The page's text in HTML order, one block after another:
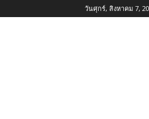
วันศุกร์, สิงหาคม 7,